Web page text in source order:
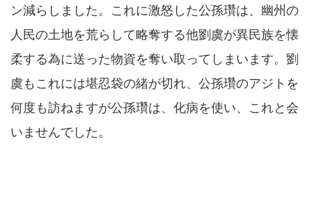
ン減らしました。これに激怒した公孫瓚は、幽州の
人民の土地を荒らして略奪する他劉虞が異民族を懐
柔する為に送った物資を奪い取ってしまいます。劉
虞もこれには堪忍袋の緒が切れ、公孫瓚のアジトを
何度も訪ねますが公孫瓚は、化病を使い、これと会
いませんでした。